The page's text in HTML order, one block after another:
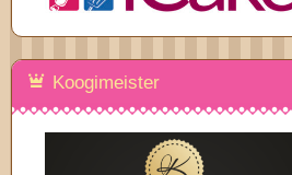
Koogimeister